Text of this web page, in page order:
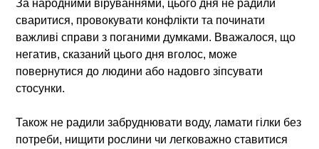
За народними віруваннями, цього дня не радили
сваритися, провокувати конфлікти та починати
важливі справи з поганими думками. Вважалося, що
негатив, сказаний цього дня вголос, може
повернутися до людини або надовго зіпсувати
стосунки.
Також не радили забруднювати воду, ламати гілки без
потреби, нищити рослини чи легковажно ставитися